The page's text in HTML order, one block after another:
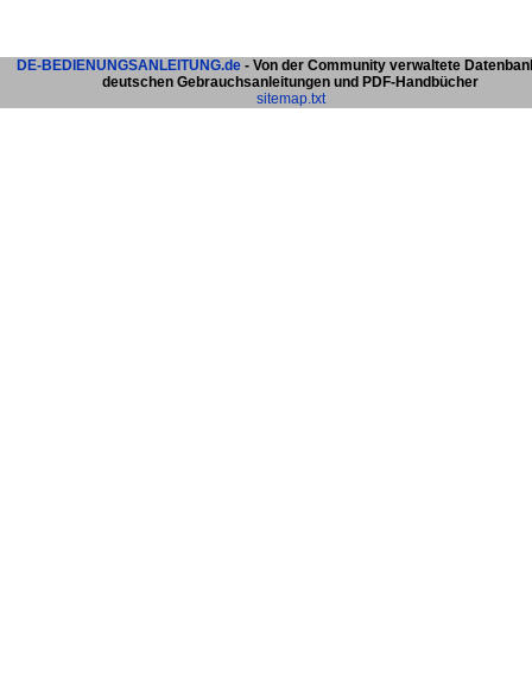
DE-BEDIENUNGSANLEITUNG.de - Von der Community verwaltete
deutschen Gebrauchsanleitungen und PDF-Handbücher
sitemap.txt